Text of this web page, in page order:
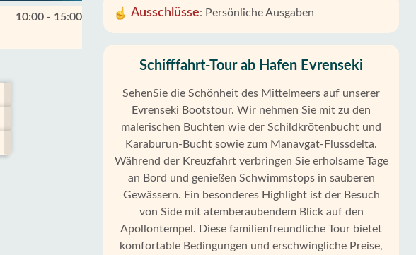
Ausschlüsse: Persönliche Ausgaben
Schifffahrt-Tour ab Hafen Evrenseki
SehenSie die Schönheit des Mittelmeers auf unserer
Evrenseki Bootstour. Wir nehmen Sie mit zu den
malerischen Buchten wie der Schildkrötenbucht und
Karaburun-Bucht sowie zum Manavgat-Flussdelta.
Während der Kreuzfahrt verbringen Sie erholsame Tage
an Bord und genießen Schwimmstops in sauberen
Gewässern. Ein besonderes Highlight ist der Besuch
von Side mit atemberaubendem Blick auf den
Apollontempel. Diese familienfreundliche Tour bietet
komfortable Bedingungen und erschwingliche Preise,
10:00 - 15:00